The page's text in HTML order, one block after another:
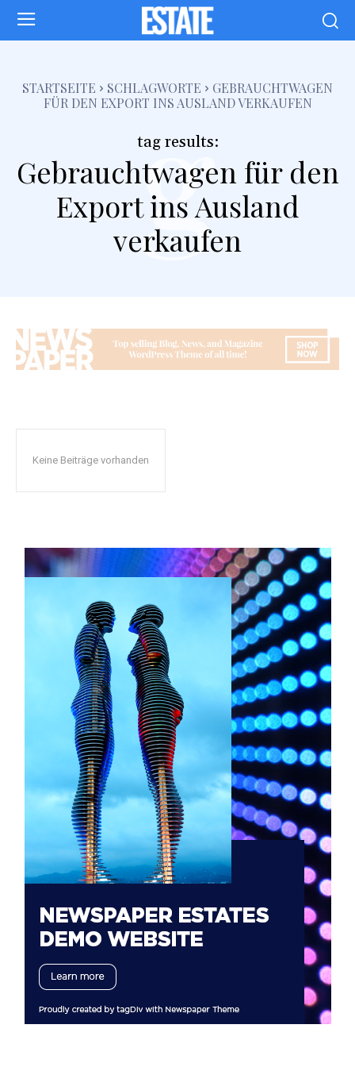
STARTSEITE SCHLAGWORTE
GEBRAUCHTWAGEN
FÜR DEN EXPORT INS AUSLAND VERKAUFEN
tag results:
Gebrauchtwagen für den
Export ins Ausland
verkaufen
g
Keine Beiträge vorhanden